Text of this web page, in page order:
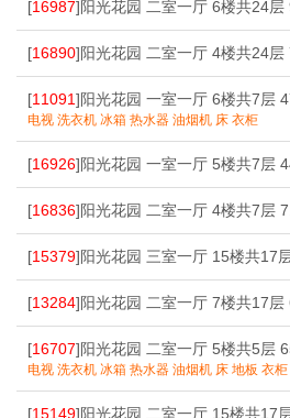
[16987]阳光花园 二室一厅 6楼共24层
[16890]阳光花园 二室一厅 4楼共24层
[11091]阳光花园 一室一厅 6楼共7层
电视 洗衣机 冰箱 热水器 油烟机 床 衣柜
[16926]阳光花园 一室一厅 5楼共7层
[16836]阳光花园 二室一厅 4楼共7层
[15379]阳光花园 三室一厅 15楼共17
[13284]阳光花园 二室一厅 7楼共17
[16707]阳光花园 二室一厅 5楼共5层
电视 洗衣机 冰箱 热水器 油烟机 床 地板 衣
[15149]阳光花园 二室一厅 15楼共17